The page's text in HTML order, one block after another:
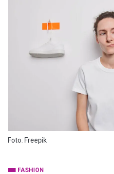
Foto: Freepik
FASHION